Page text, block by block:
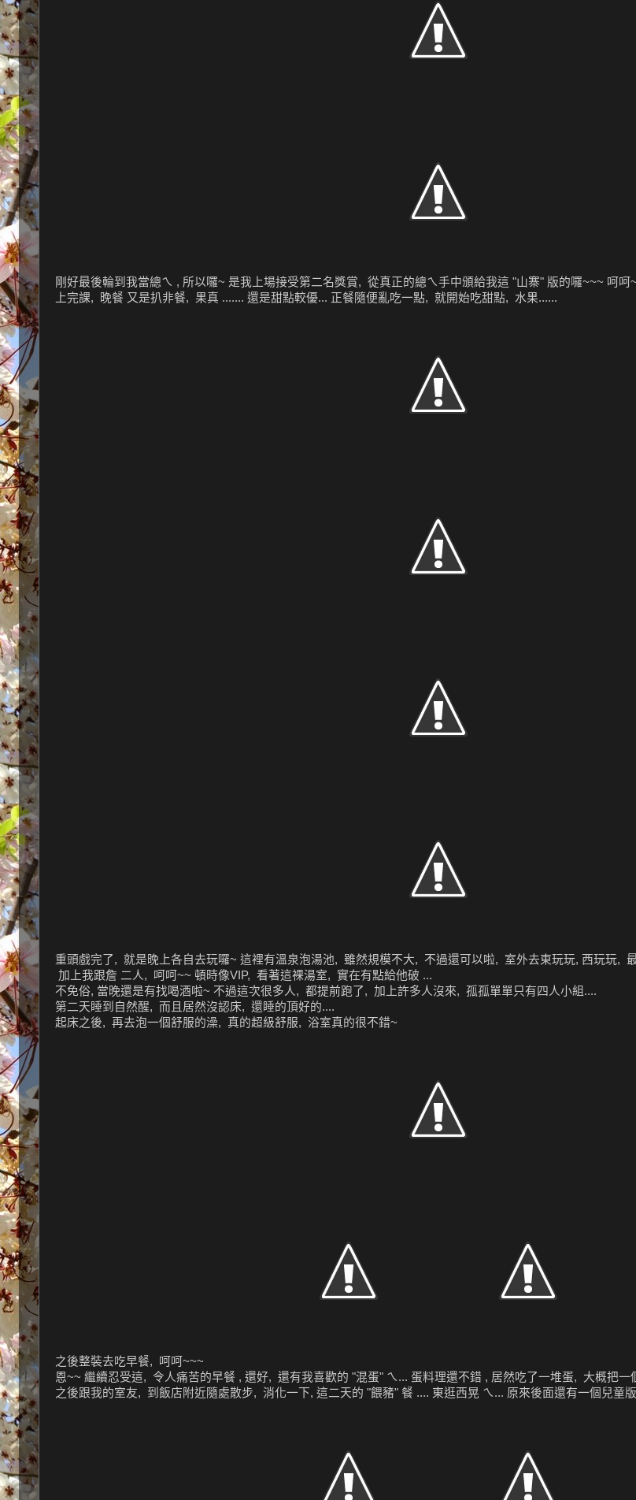
剛好最後輪到我當總ㄟ , 所以囉~ 是我上場接受第二名獎賞, 從真正的總ㄟ手中頒給我這 "山寨" 版的囉~~~ 呵呵
上完課, 晚餐 又是扒非餐, 果真 ....... 還是甜點較優... 正餐隨便亂吃一點, 就開始吃甜點, 水果......
重頭戲完了, 就是晚上各自去玩囉~ 這裡有溫泉泡湯池, 雖然規模不大, 不過還可以啦, 室外去東玩玩, 西玩玩,
加上我跟詹 二人, 呵呵~~ 頓時像VIP, 看著這裸湯室, 實在有點給他破 ...
不免俗, 當晚還是有找喝酒啦~ 不過這次很多人, 都提前跑了, 加上許多人沒來, 孤孤單單只有四人小組....
第二天睡到自然醒, 而且居然沒認床, 還睡的頂好的....
起床之後, 再去泡一個舒服的澡, 真的超級舒服, 浴室真的很不錯~
之後整裝去吃早餐, 呵呵~~~
恩~~ 繼續忍受這, 令人痛苦的早餐 , 還好, 還有我喜歡的 "混蛋" ㄟ... 蛋料理還不錯 , 居然吃了一堆蛋, 大概把一
之後跟我的室友, 到飯店附近隨處散步, 消化一下, 這二天的 "餵豬" 餐 .... 東逛西晃 ㄟ... 原來後面還有一個兒童